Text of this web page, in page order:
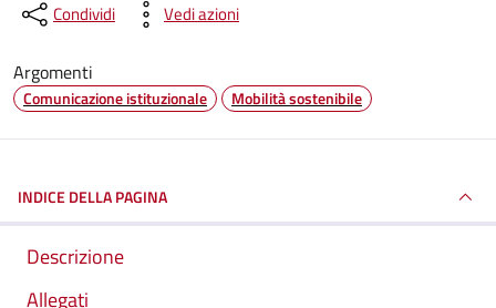
Condividi Vedi azioni
Argomenti
Comunicazione istituzionale Mobilità sostenibile
INDICE DELLA PAGINA
Descrizione
Allegati